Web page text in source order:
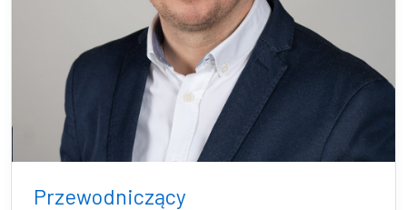
Przewodniczący